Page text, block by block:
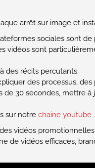
arrêt sur image et
sociales sont
vidéos sont
des récits percutants.
des processus,
30 secondes, mettre
sur notrechaine youtube .
vidéos
de vidéos efficaces,